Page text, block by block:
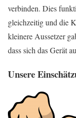
verbinden. Dies
gleichzeitig und die
kleinere Aussetzer
dass sich das Gerät
Unsere